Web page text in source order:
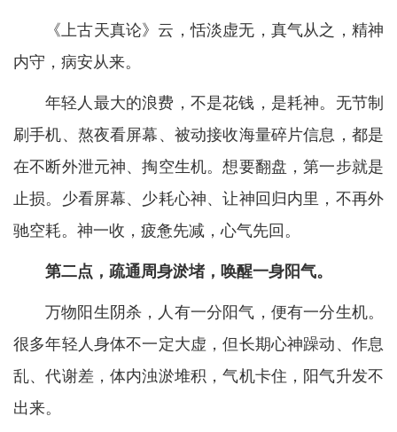
《上古天真论》云，恬淡虚无，真气从之，精神
内守，病安从来。
年轻人最大的浪费，不是花钱，是耗神。无节制
刷手机、熬夜看屏幕、被动接收海量碎片信息，都是
在不断外泄元神、掏空生机。想要翻盘，第一步就是
止损。少看屏幕、少耗心神、让神回归内里，不再外
驰空耗。神一收，疲惫先减，心气先回。
第二点，疏通周身淤堵，唤醒一身阳气。
万物阳生阴杀，人有一分阳气，便有一分生机。
很多年轻人身体不一定大虚，但长期心神躁动、作息
乱、代谢差，体内浊淤堆积，气机卡住，阳气升发不
出来。